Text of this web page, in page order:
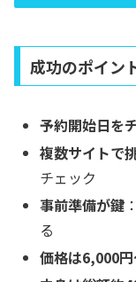
成功のポイン
予約開始日を
複数サイトで
チェック
事前準備が鍵
る
価格は6,000